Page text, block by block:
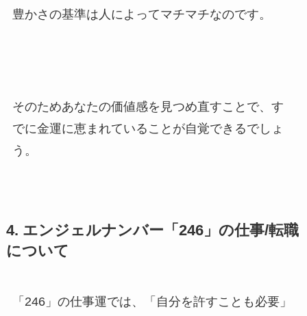
豊かさの基準は人によってマチマチなのです。
そのためあなたの価値感を見つめ直すことで、す
でに金運に恵まれていることが自覚できるでしょ
う。
4. エンジェルナンバー「246」の仕事/転職
について
「246」の仕事運では、「自分を許すことも必要」